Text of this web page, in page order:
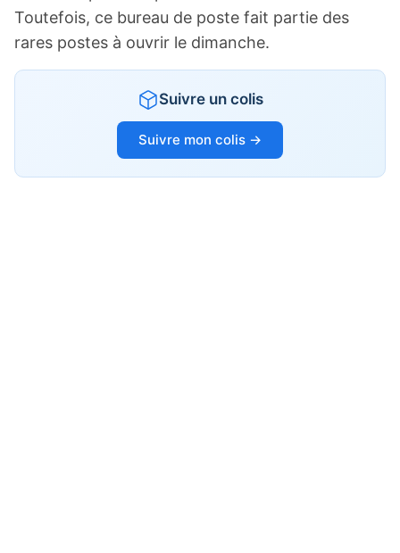
Toutefois, ce bureau de poste fait partie des
rares postes à ouvrir le dimanche.
Suivre un colis
Suivre mon colis →